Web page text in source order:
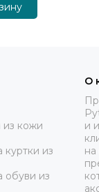
из кожи
куртки из
обуви из
О
и
на